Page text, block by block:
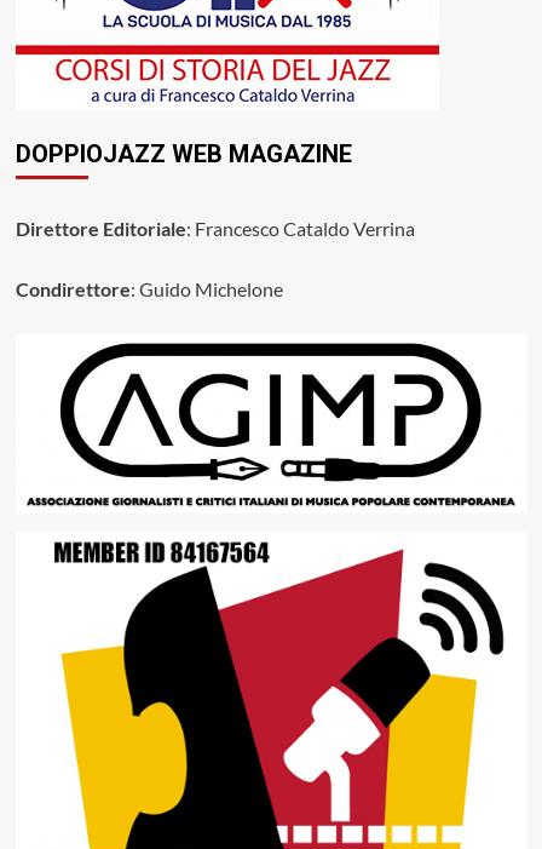
DOPPIOJAZZ WEB MAGAZINE
Direttore Editoriale: Francesco Cataldo Verrina
Condirettore: Guido Michelone